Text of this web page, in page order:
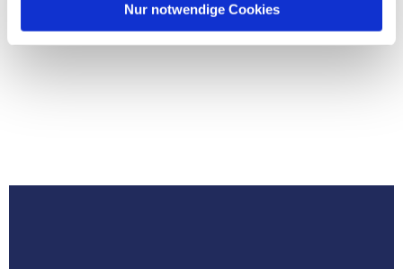
Nur notwendige Cookies